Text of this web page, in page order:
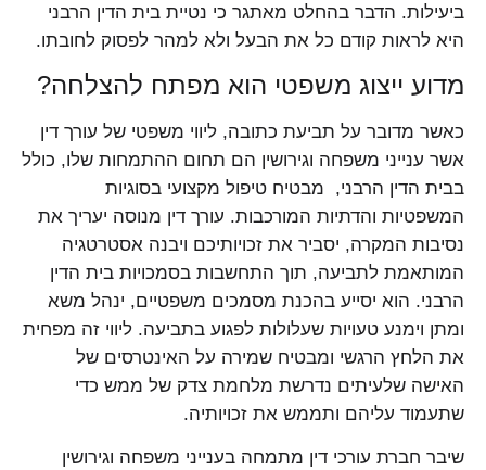
ביעילות. הדבר בהחלט מאתגר כי נטיית בית הדין הרבני
היא לראות קודם כל את הבעל ולא למהר לפסוק לחובתו.
מדוע ייצוג משפטי הוא מפתח להצלחה?
כאשר מדובר על תביעת כתובה, ליווי משפטי של עורך דין
אשר ענייני משפחה וגירושין הם תחום ההתמחות שלו, כולל
בבית הדין הרבני, מבטיח טיפול מקצועי בסוגיות
המשפטיות והדתיות המורכבות. עורך דין מנוסה יעריך את
נסיבות המקרה, יסביר את זכויותיכם ויבנה אסטרטגיה
המותאמת לתביעה, תוך התחשבות בסמכויות בית הדין
הרבני. הוא יסייע בהכנת מסמכים משפטיים, ינהל משא
ומתן וימנע טעויות שעלולות לפגוע בתביעה. ליווי זה מפחית
את הלחץ הרגשי ומבטיח שמירה על האינטרסים של
האישה שלעיתים נדרשת מלחמת צדק של ממש כדי
שתעמוד עליהם ותממש את זכויותיה.
שיבר חברת עורכי דין מתמחה בענייני משפחה וגירושין